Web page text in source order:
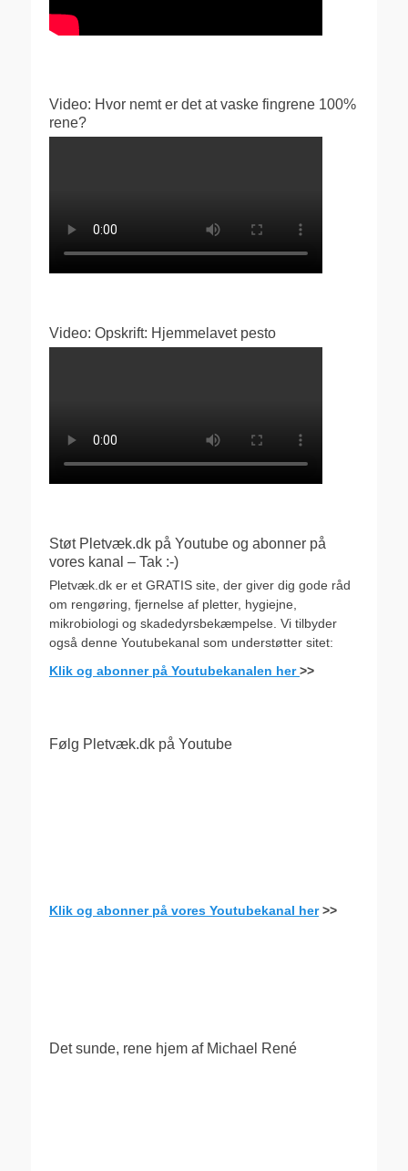
Video: Hvor nemt er det at vaske fingrene 100%
rene?
Video: Opskrift: Hjemmelavet pesto
Støt Pletvæk.dk på Youtube og abonner på
vores kanal – Tak :-)
Pletvæk.dk er et GRATIS site, der giver dig gode råd
om rengøring, fjernelse af pletter, hygiejne,
mikrobiologi og skadedyrsbekæmpelse. Vi tilbyder
også denne Youtubekanal som understøtter sitet:
Klik og abonner på Youtubekanalen her>>
Følg Pletvæk.dk på Youtube
Klik og abonner på vores Youtubekanal her>>
Det sunde, rene hjem af Michael René